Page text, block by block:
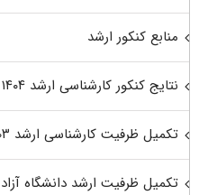
منابع کنکور ارشد
نتایج کنکور کارشناسی ارشد ۱۴۰۴
تکمیل ظرفیت کارشناسی ارشد ۱۴۰۳
تکمیل ظرفیت ارشد دانشگاه آزاد ۱۴۰۳